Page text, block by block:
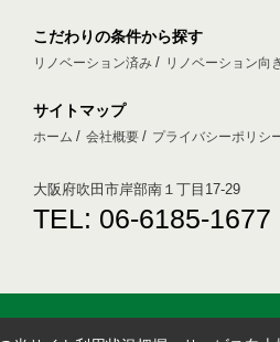
こだわりの条件から探す
リノベーション済み リノベーション向
サイトマップ
ホーム 会社概要 プライバシーポリシ
大阪府吹田市岸部南１丁目17-29
TEL: 06-6185-